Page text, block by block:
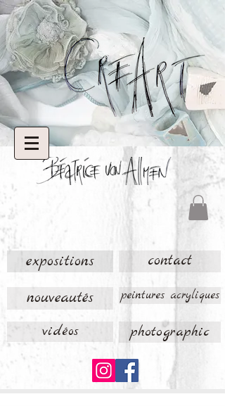
expositions contact
nouveautés peintures acryliques
vidéos photographic